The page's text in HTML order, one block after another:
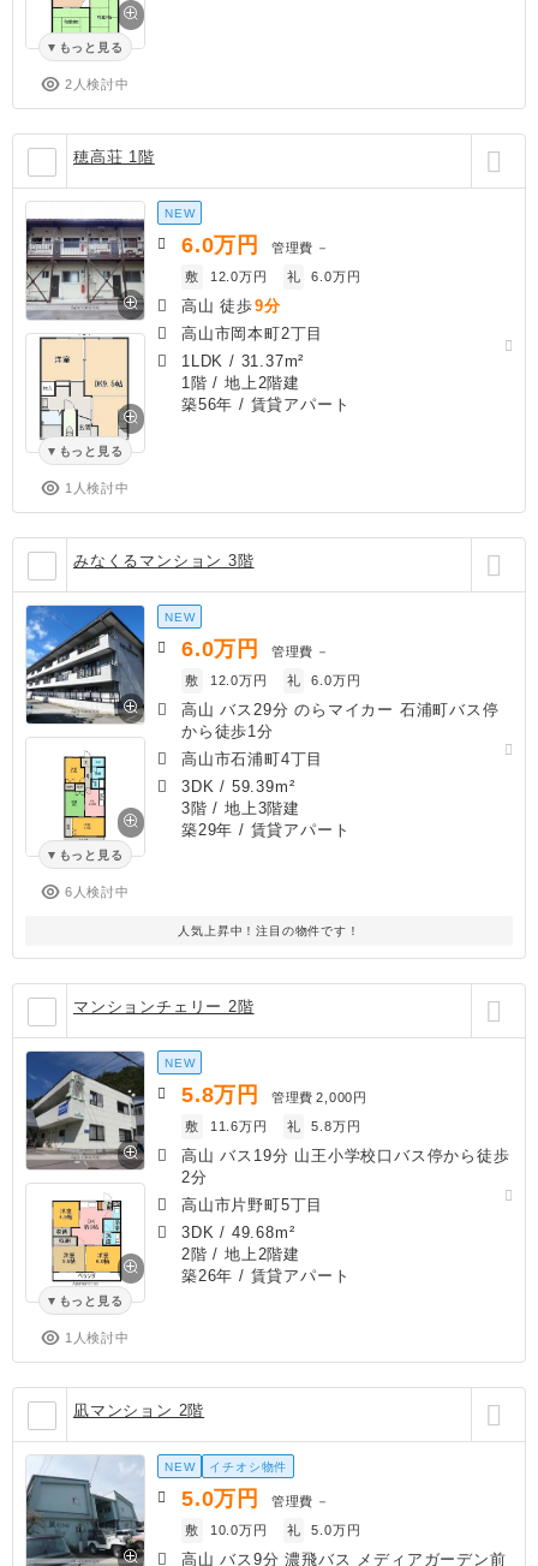
もっと見る
2人検討中
穂高荘 1階
もっと見る
1人検討中
NEW
6.0万円 管理費 －
敷
12.0万円 礼 6.0万円
高山 徒歩9分
高山市岡本町2丁目
1LDK / 31.37m²
1階 / 地上2階建
築56年 / 賃貸アパート
みなくるマンション 3階
もっと見る
6人検討中
NEW
6.0万円 管理費 －
敷
12.0万円 礼 6.0万円
高山 バス29分 のらマイカー 石浦町バス停
から徒歩1分
高山市石浦町4丁目
3DK / 59.39m²
3階 / 地上3階建
築29年 / 賃貸アパート
人気上昇中！注目の物件です！
マンションチェリー 2階
もっと見る
1人検討中
NEW
5.8万円 管理費 2,000円
敷
11.6万円 礼 5.8万円
高山 バス19分 山王小学校口バス停から徒歩
2分
高山市片野町5丁目
3DK / 49.68m²
2階 / 地上2階建
築26年 / 賃貸アパート
凪マンション 2階
NEW イチオシ物件
5.0万円 管理費 －
敷
10.0万円 礼 5.0万円
高山 バス9分 濃飛バス メディアガーデン前